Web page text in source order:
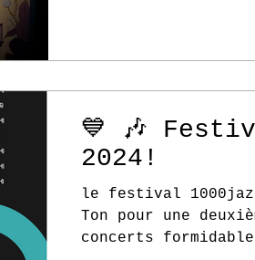
💙 🎶
2024!
le festival
Ton pour une
concerts